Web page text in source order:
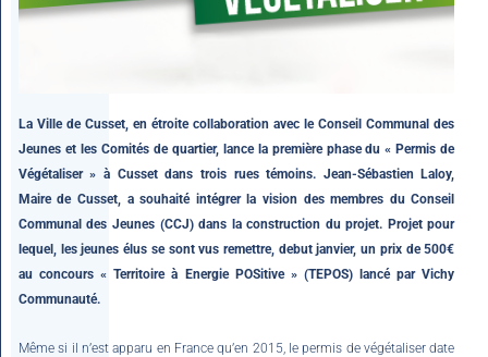
La Ville de Cusset, en étroite collaboration avec le Conseil Communal des
Jeunes et les Comités de quartier, lance la première phase du « Permis de
Végétaliser » à Cusset dans trois rues témoins. Jean-Sébastien Laloy,
Maire de Cusset, a souhaité intégrer la vision des membres du Conseil
Communal des Jeunes (CCJ) dans la construction du projet. Projet pour
lequel, les jeunes élus se sont vus remettre, debut janvier, un prix de 500€
au concours « Territoire à Energie POSitive » (TEPOS) lancé par Vichy
Communauté.
Même si il n’est apparu en France qu’en 2015, le permis de végétaliser date